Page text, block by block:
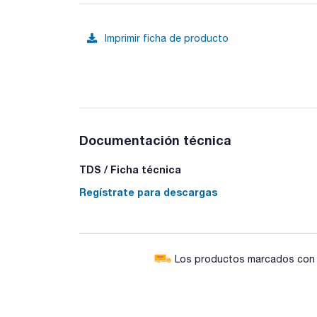
Imprimir ficha de producto
Documentación técnica
TDS / Ficha técnica
Regístrate para descargas
Los productos marcados con